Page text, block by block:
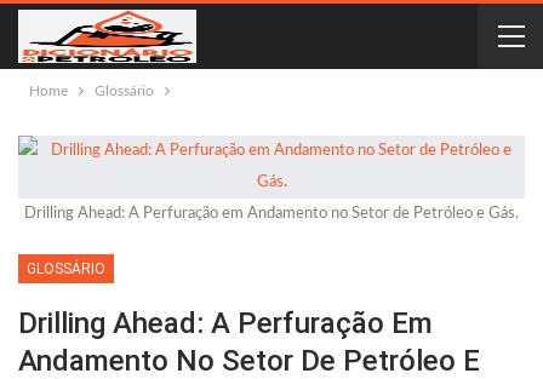
Home Glossário
Drilling Ahead: A Perfuração em Andamento no Setor de Petróleo e Gás.
GLOSSÁRIO
Drilling Ahead: A Perfuração Em
Andamento No Setor De Petróleo E